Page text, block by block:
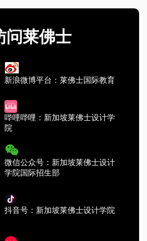
问莱佛士
新浪微博平台：莱佛士国际教育
哔哩哔哩：新加坡莱佛士设计学
院
微信公众号：新加坡莱佛士设计
学院国际招生部
抖音号：新加坡莱佛士设计学院